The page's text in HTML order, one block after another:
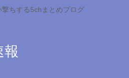
ちする5chまとめブログ
報